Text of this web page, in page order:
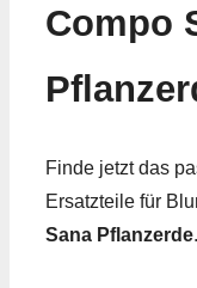
Compo
Finde jetzt das
Ersatzteile für
Sana Pflanzerde.